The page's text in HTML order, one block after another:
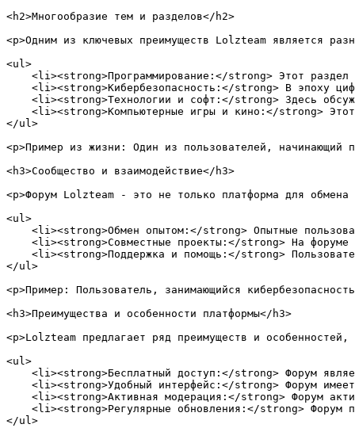
<h2>Многообразие тем и разделов</h2>
<p>Одним из ключевых преимуществ Lolzteam является
<ul>
<li><strong>Программирование:</strong> Этот
<li><strong>Кибербезопасность:</strong> В эпоху
<li><strong>Технологии и софт:</strong> Здесь
<li><strong>Компьютерные игры и кино:</strong>
</ul>
<p>Пример из жизни: Один из пользователей, начинающий
<h3>Сообщество и взаимодействие</h3>
<p>Форум Lolzteam - это не только платформа для обмена
<ul>
<li><strong>Обмен опытом:</strong> Опытные
<li><strong>Совместные проекты:</strong> На
<li><strong>Поддержка и помощь:</strong>
</ul>
<p>Пример: Пользователь, занимающийся
<h3>Преимущества и особенности платформы</h3>
<p>Lolzteam предлагает ряд преимуществ и
<ul>
<li><strong>Бесплатный доступ:</strong> Форум
<li><strong>Удобный интерфейс:</strong> Форум
<li><strong>Активная модерация:</strong> Форум
<li><strong>Регулярные обновления:</strong> Форум
</ul>